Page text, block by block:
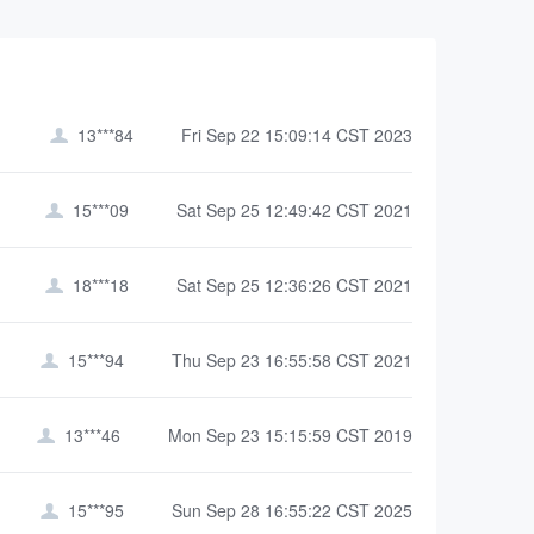
 13***84 Fri Sep 22 15:09:14 CST 2023
 15***09 Sat Sep 25 12:49:42 CST 2021
 18***18 Sat Sep 25 12:36:26 CST 2021
 15***94 Thu Sep 23 16:55:58 CST 2021
 13***46 Mon Sep 23 15:15:59 CST 2019
 15***95 Sun Sep 28 16:55:22 CST 2025